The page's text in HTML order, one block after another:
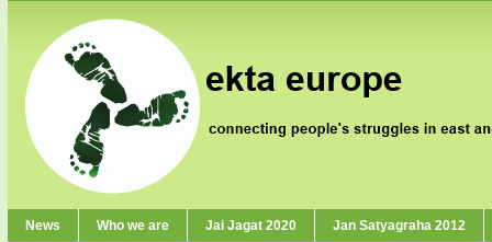
News Who we are Jai Jagat 2020 Jan Satyagraha 2012